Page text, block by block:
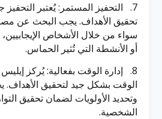
7. التحفيز المستمر: يُعتبر
تحقيق الأهداف. يجب البحث عن
سواء من خلال الأشخاص الإيجابيين،
أو الأنشطة التي تُثير الحماس.
8. إدارة الوقت بفعالية: يُركز
الوقت بشكل جيد لتحقيق الأهداف.
وتحديد الأولويات لضمان تحقيق
الشخصية.